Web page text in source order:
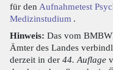
für den Aufnahmetest
Medizinstudium .
Hinweis: Das vom
Ämter des Landes
derzeit in der 44. Auflage